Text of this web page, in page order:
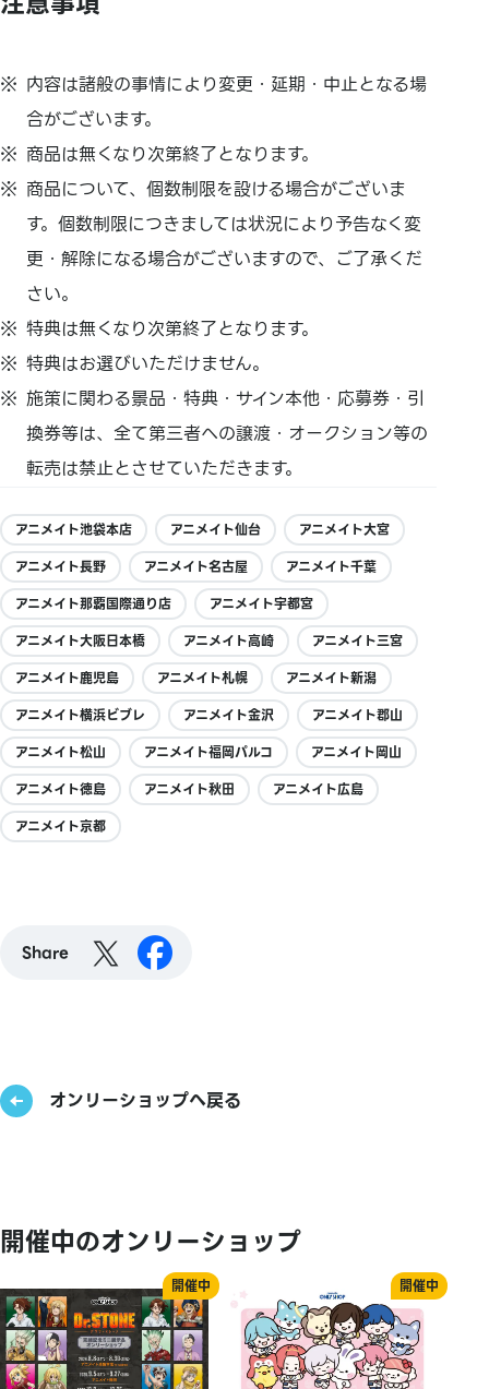
内容は諸般の事情により変更・延期・中止となる場
合がございます。
商品は無くなり次第終了となります。
商品について、個数制限を設ける場合がございま
す。個数制限につきましては状況により予告なく変
更・解除になる場合がございますので、ご了承くだ
さい。
特典は無くなり次第終了となります。
特典はお選びいただけません。
施策に関わる景品・特典・サイン本他・応募券・引
換券等は、全て第三者への譲渡・オークション等の
転売は禁止とさせていただきます。
アニメイト池袋本店 アニメイト仙台
アニメイト大宮
アニメイト長野
アニメイト名古屋
アニメイト千葉
アニメイト那覇国際通り店
アニメイト宇都宮
アニメイト大阪日本橋
アニメイト高崎
アニメイト三宮
アニメイト鹿児島
アニメイト札幌
アニメイト新潟
アニメイト横浜ビブレ
アニメイト金沢
アニメイト郡山
アニメイト松山
アニメイト福岡パルコ
アニメイト岡山
アニメイト徳島
アニメイト秋田
アニメイト広島
アニメイト京都
Share
オンリーショップへ戻る
開催中のオンリーショップ